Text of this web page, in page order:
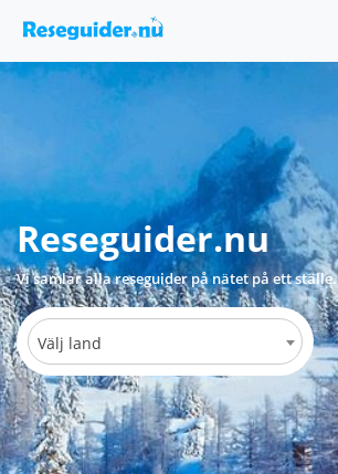
Reseguider.nu
Vi samlar alla reseguider på nätet på ett ställe.
Välj land